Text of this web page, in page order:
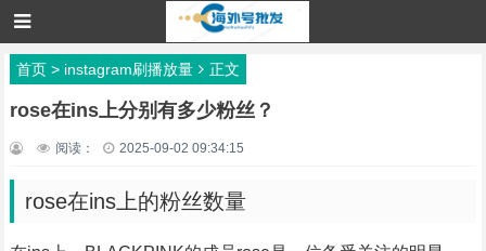
首页> instagram刷播放量 正文
rose在ins上分别有多少粉丝？
阅读： 2025-09-02 09:34:15
rose在ins上的粉丝数量